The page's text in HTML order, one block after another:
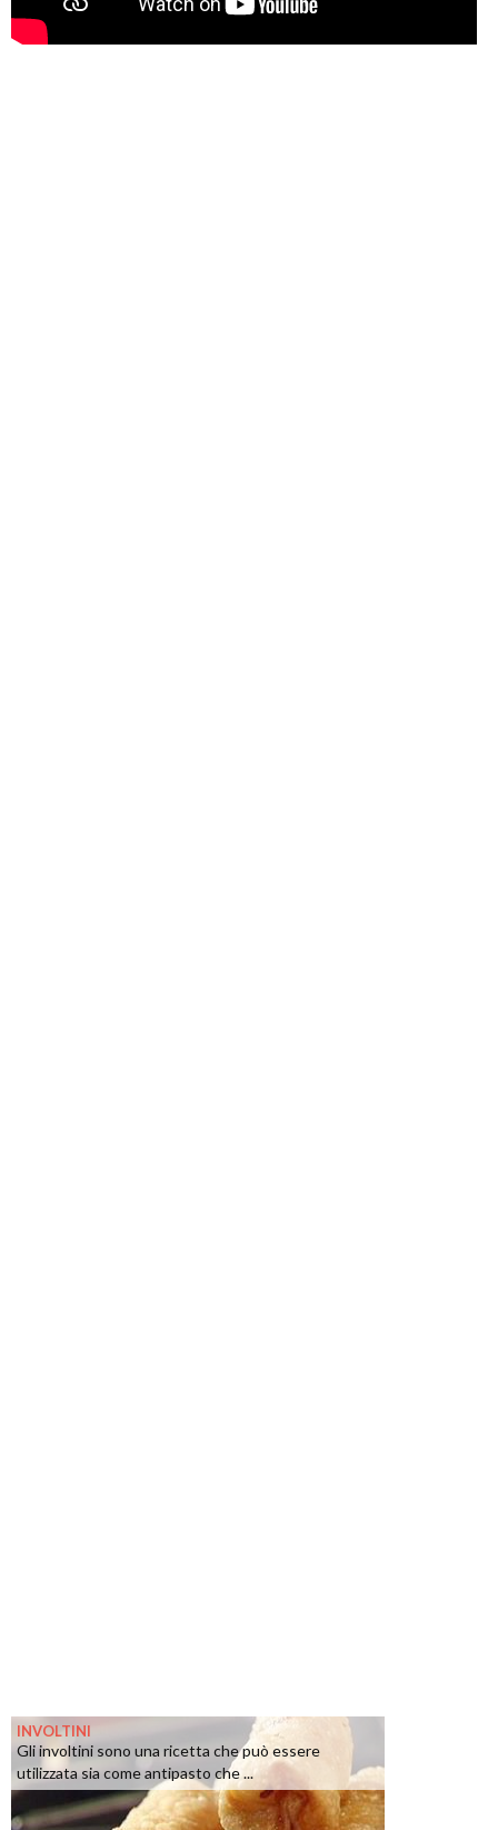
INVOLTINI
Gli involtini sono una ricetta che può essere
utilizzata sia come antipasto che ...